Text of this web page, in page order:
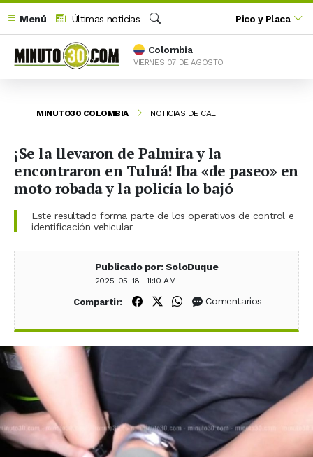
Menú
Últimas noticias
Buscar
Pico y Placa
Colombia
VIERNES 07 DE AGOSTO
MINUTO30 COLOMBIA NOTICIAS DE CALI
¡Se la llevaron de Palmira y la
encontraron en Tuluá! Iba «de paseo» en
moto robada y la policía lo bajó
Este resultado forma parte de los operativos de control e
identificación vehicular
Publicado por: SoloDuque
2025-05-18 | 11:10 AM
Compartir: Compartir en Facebook
Compartir en X (Twitter)
Compartir en WhatsApp
Comentarios